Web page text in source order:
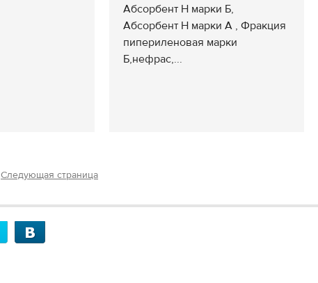
Абсорбент Н марки Б,
Абсорбент Н марки А , Фракция
пипериленовая марки
Б,нефрас,...
Следующая страница